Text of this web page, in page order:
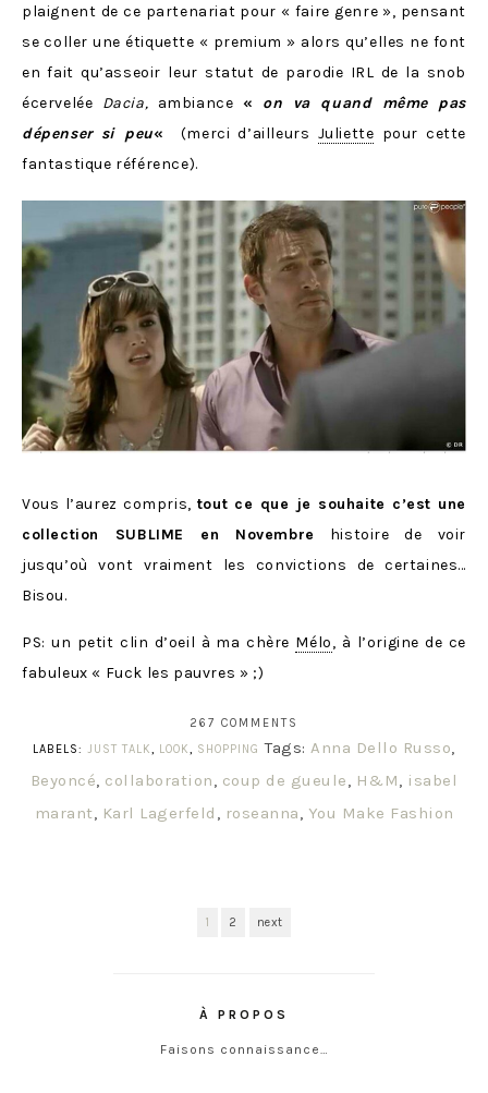
plaignent de ce partenariat pour « faire genre », pensant
se coller une étiquette « premium » alors qu’elles ne font
en fait qu’asseoir leur statut de parodie IRL de la snob
écervelée Dacia, ambiance « on va quand même pas
dépenser si peu« (merci d’ailleurs Juliette pour cette
fantastique référence).
Vous l’aurez compris, tout ce que je souhaite c’est une
collection SUBLIME en Novembre
histoire de voir
jusqu’où vont vraiment les convictions de certaines…
Bisou.
PS: un petit clin d’oeil à ma chère Mélo, à l’origine de ce
fabuleux « Fuck les pauvres » ;)
267 COMMENTS
LABELS:JUST TALK, LOOK, SHOPPING Tags:Anna Dello Russo,
Beyoncé, collaboration, coup de gueule, H&M, isabel
marant, Karl Lagerfeld , roseanna, You Make Fashion
1 2 next
À PROPOS
Faisons connaissance…